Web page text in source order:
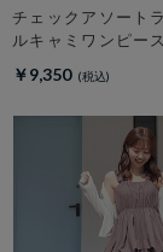
チェックアソート
ルキャミワンピース
￥9,350